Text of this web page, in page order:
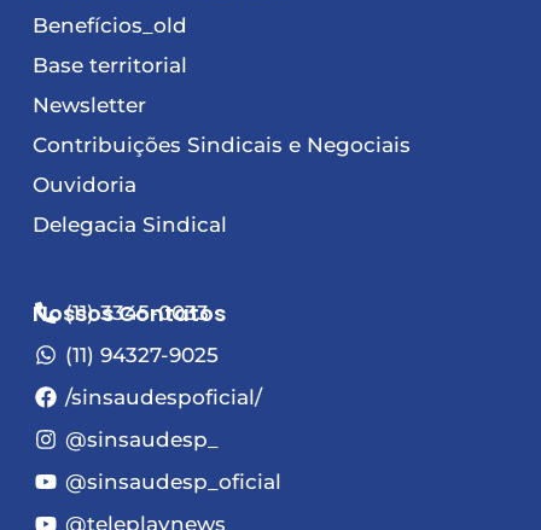
Benefícios_old
Base territorial
Newsletter
Contribuições Sindicais e Negociais
Ouvidoria
Delegacia Sindical
Nossos Contatos
(11) 3345-0033
(11) 94327-9025
/sinsaudespoficial/
@sinsaudesp_
@sinsaudesp_oficial
@teleplaynews